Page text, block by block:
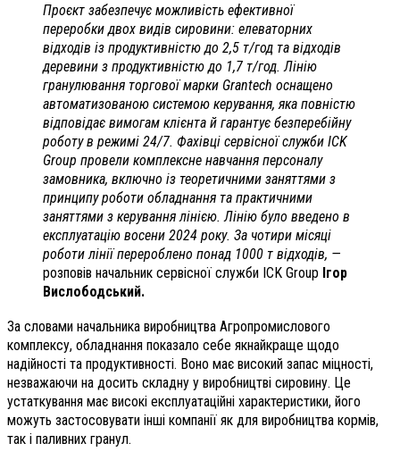
Проєкт забезпечує можливість ефективної
переробки двох видів сировини: елеваторних
відходів із продуктивністю до 2,5 т/год та відходів
деревини з продуктивністю до 1,7 т/год. Лінію
гранулювання торгової марки Grantech оснащено
автоматизованою системою керування, яка повністю
відповідає вимогам клієнта й гарантує безперебійну
роботу в режимі 24/7. Фахівці сервісної служби ICK
Group провели комплексне навчання персоналу
замовника, включно із теоретичними заняттями з
принципу роботи обладнання та практичними
заняттями з керування лінією. Лінію було введено в
експлуатацію восени 2024 року. За чотири місяці
роботи лінії перероблено понад 1000 т відходів, —
розповів начальник сервісної служби ICK Group Ігор
Вислободський.
За словами начальника виробництва Агропромислового
комплексу, обладнання показало себе якнайкраще щодо
надійності та продуктивності. Воно має високий запас міцності,
незважаючи на досить складну у виробництві сировину. Це
устаткування має високі експлуатаційні характеристики, його
можуть застосовувати інші компанії як для виробництва кормів,
так і паливних гранул.